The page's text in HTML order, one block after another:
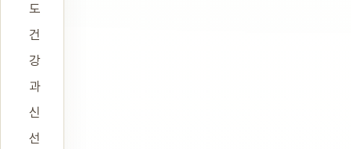
도
건
강
과
신
선